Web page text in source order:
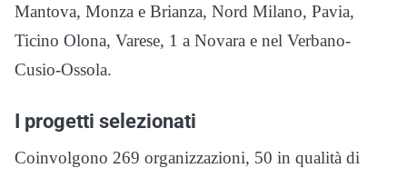
Mantova, Monza e Brianza, Nord Milano, Pavia,
Ticino Olona, Varese, 1 a Novara e nel Verbano-
Cusio-Ossola.
I progetti selezionati
Coinvolgono 269 organizzazioni, 50 in qualità di